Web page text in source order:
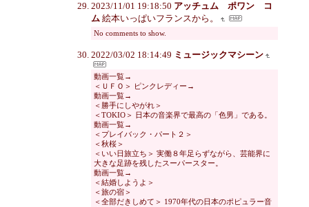
2023/11/01 19:18:50 アッチュム ポワン コ
ム 絵本いっぱいフランスから。
No comments to show.
2022/03/02 18:14:49 ミュージックマシーン
動画一覧→
＜ＵＦＯ＞ ピンクレディー→
動画一覧→
＜勝手にしやがれ＞
＜TOKIO＞ 日本の音楽界で最高の「色男」である。
動画一覧→
＜プレイバック・パート２＞
＜秋桜＞
＜いい日旅立ち＞ 実働８年足らずながら、芸能界に
大きな足跡を残したスーパースター。
動画一覧→
＜結婚しようよ＞
＜旅の宿＞
＜全部だきしめて＞ 1970年代の日本のポピュラー音